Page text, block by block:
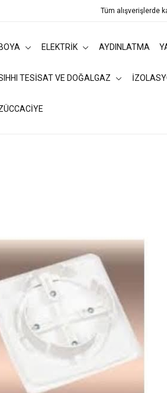
Tüm alışverişlerde
BOYA ELEKTRİK AYDINLATMA
TESİSAT VE DOĞALGAZ